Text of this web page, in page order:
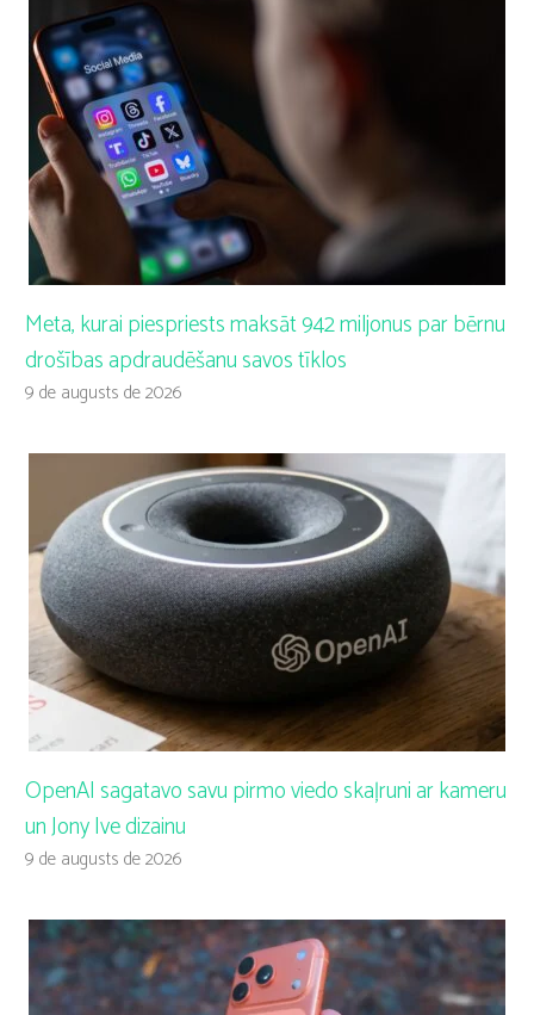
Meta, kurai piespriests maksāt 942 miljonus par bērnu
drošības apdraudēšanu savos tīklos
9 de augusts de 2026
OpenAI sagatavo savu pirmo viedo skaļruni ar kameru
un Jony Ive dizainu
9 de augusts de 2026